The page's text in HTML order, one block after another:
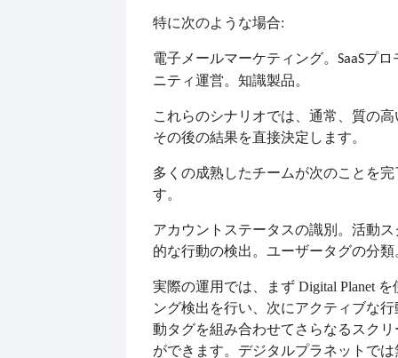
特に次のような場合:
電子メールマーケティング。 SaaSプロ
ニティ運営。知識製品。
これらのシナリオでは、通常、質の
その後の結果を直接決定します。
多くの成熟したチームが次のことを
す。
アカウントステータスの識別。活動
的な行動の検出。ユーザータグの分類
実際の運用では、まず Digital Planet
ング検出を行い、次にアクティブな
動タグを組み合わせてさらなるスク
ができます。デジタルプラネットで